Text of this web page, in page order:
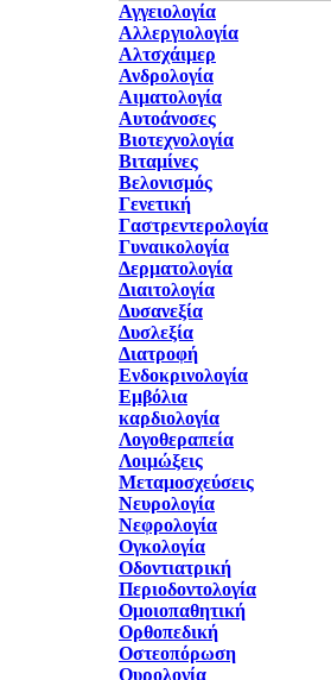
Αγγειολογία
Αλλεργιολογία
Αλτσχάιμερ
Ανδρολογία
Αιματολογία
Αυτοάνοσες
Βιοτεχνολογία
Βιταμίνες
Βελονισμός
Γενετική
Γαστρεντερολογία
Γυναικολογία
Δερματολογία
Διαιτολογία
Δυσανεξία
Δυσλεξία
Διατροφή
Ενδοκρινολογία
Εμβόλια
καρδιολογία
Λογοθεραπεία
Λοιμώξεις
Μεταμοσχεύσεις
Νευρολογία
Νεφρολογία
Ογκολογία
Οδοντιατρική
Περιοδοντολογία
Ομοιοπαθητική
Ορθοπεδική
Οστεοπόρωση
Ουρολογία